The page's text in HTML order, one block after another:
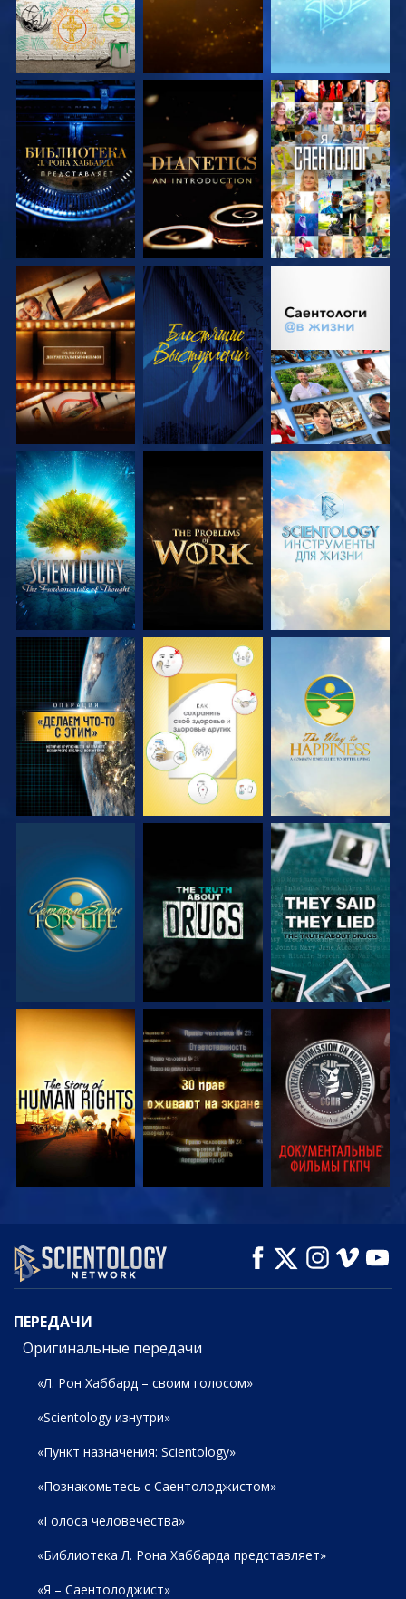
СМОТРЕТЬ
ПЕРЕДАЧИ
СМОТРЕТЬ
ПЕРЕДАЧИ
СМОТРЕТЬ
СМОТРЕТЬ
ПЕРЕДАЧИ
СМОТРЕТЬ
СМОТРЕТЬ
СМОТРЕТЬ
ПЕРЕДАЧИ
СМОТРЕТЬ
ПЕРЕДАЧИ
СМОТРЕТЬ
ПЕРЕДАЧИ
СМОТРЕТЬ СМОТРЕТЬ СМОТРЕТЬ
СМОТРЕТЬ СМОТРЕТЬ СМОТРЕТЬ
СМОТРЕТЬ СМОТРЕТЬ СМОТРЕТЬ
СМОТРЕТЬ СМОТРЕТЬ
СМОТРЕТЬ
ПЕРЕДАЧИ
ПЕРЕДАЧИ
Оригинальные передачи
«Л. Рон Хаббард – своим голосом»
«Scientology изнутри»
«Пункт назначения: Scientology»
«Познакомьтесь с Саентолоджистом»
«Голоса человечества»
«Библиотека Л. Рона Хаббарда представляет»
«Я – Саентолоджист»